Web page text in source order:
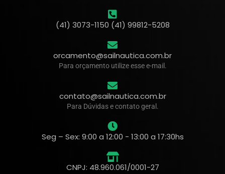
(41) 3073-1150 (41) 99812-5208
orcamento@sailnautica.com.br
Para orçamento utilize esse e-mail.
contato@sailnautica.com.br
Para Dúvidas e contato geral.
Seg – Sex: 9:00 a 12:00 - 13:00 a 17:30hs
CNPJ: 48.960.061/0001-27